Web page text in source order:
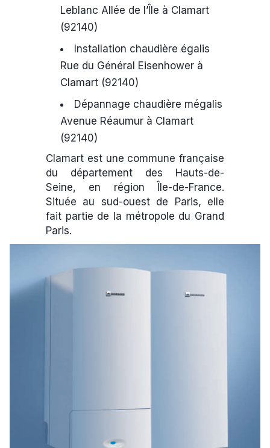
Leblanc Allée de l’Île à Clamart
(92140)
Installation chaudière égalis
Rue du Général Eisenhower à
Clamart (92140)
Dépannage chaudière mégalis
Avenue Réaumur à Clamart
(92140)
Clamart est une commune française
du département des Hauts-de-
Seine, en région Île-de-France.
Située au sud-ouest de Paris, elle
fait partie de la métropole du Grand
Paris.